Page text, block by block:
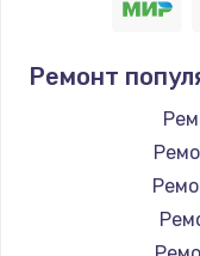
Замена /
Ремонт